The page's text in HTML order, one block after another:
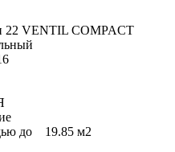
22 VENTIL COMPACT
до 19.85 м2